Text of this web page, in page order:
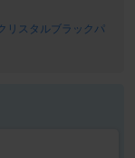
リスタルブラックパ